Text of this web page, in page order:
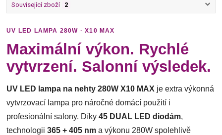
Související zboží 2
UV LED LAMPA 280W · X10 MAX
Maximální výkon. Rychlé
vytvrzení. Salonní výsledek.
UV LED lampa na nehty 280W X10 MAX je extra výkonná
vytvrzovací lampa pro náročné domácí použití i
profesionální salony. Díky45 DUAL LED diodám,
technologii365 + 405 nm a výkonu 280W spolehlivě